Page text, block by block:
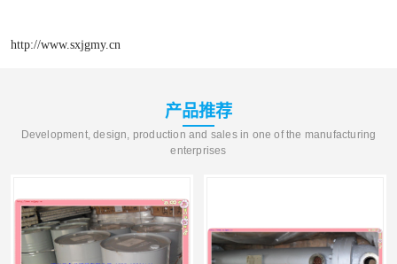
http://www.sxjgmy.cn
产品推荐
Development, design, production and sales in one of the manufacturing
enterprises